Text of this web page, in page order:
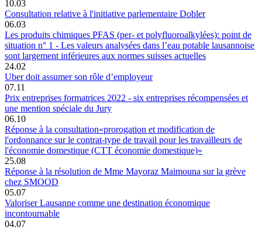
10.03
Consultation relative à l'initiative parlementaire Dobler
06.03
Les produits chimiques PFAS (per- et polyfluoroalkylées): point de
situation n° 1 - Les valeurs analysées dans l’eau potable lausannoise
sont largement inférieures aux normes suisses actuelles
24.02
Uber doit assumer son rôle d’employeur
07.11
Prix entreprises formatrices 2022 - six entreprises récompensées et
une mention spéciale du Jury
06.10
Réponse à la consultation«prorogation et modification de
l'ordonnance sur le contrat-type de travail pour les travailleurs de
l'économie domestique (CTT économie domestique)»
25.08
Réponse à la résolution de Mme Mayoraz Maimouna sur la grève
chez SMOOD
05.07
Valoriser Lausanne comme une destination économique
incontournable
04.07